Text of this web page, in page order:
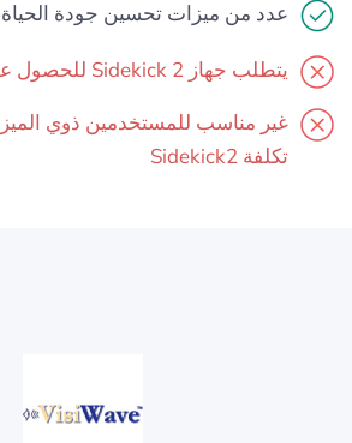
عدد من ميزات تحسين جودة الحياة،
يتطلب جهاز Sidekick 2 للحصول على الوظائف الكاملة
غير مناسب للمستخدمين ذوي
تكلفة Sidekick2